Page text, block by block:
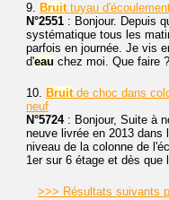
9. Bruittuyau
N°2551 : Bonjour. Depuis
systématique tous les
parfois en journée. Je vis
d'eau chez moi. Que faire
10. Bruitde choc dans
neuf
N°5724: Bonjour, Suite à
neuve livrée en 2013 dans
niveau de la colonne de
1er sur 6 étage et dès que
>>> Résultats suivants